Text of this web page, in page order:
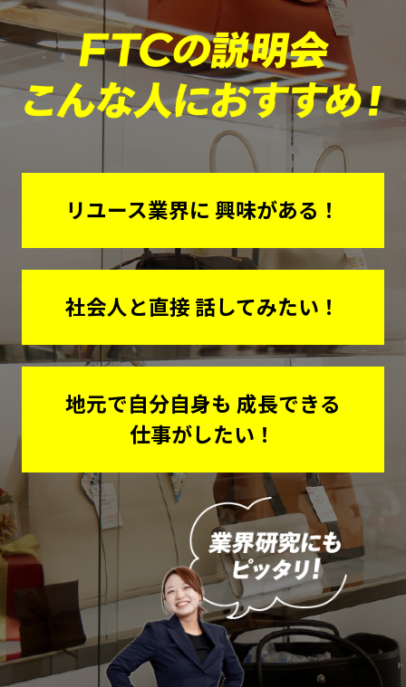
リユース業界に 興味がある！
社会人と直接 話してみたい！
地元で自分自身も 成長できる
仕事がしたい！